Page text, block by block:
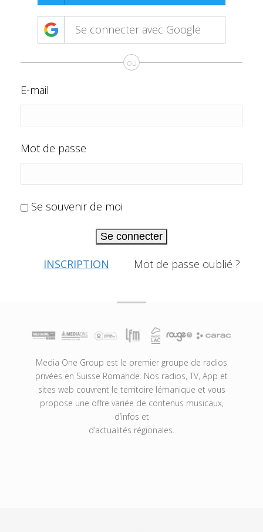
Se connecter avec Google
ou
E-mail
Mot de passe
Se souvenir de moi
Se connecter
INSCRIPTION Mot de passe oublié ?
Media One Group est le premier groupe de radios
privées en Suisse Romande. Nos radios, TV, App et
sites web couvrent le territoire lémanique et vous
propose une offre variée de contenus musicaux,
d’infos et
d’actualités régionales.